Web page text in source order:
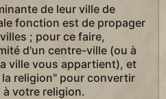
de leur ville de
fonction est de propager
; pour ce faire,
d'un centre-ville (ou à
ville vous appartient), et
religion" pour convertir
votre religion.